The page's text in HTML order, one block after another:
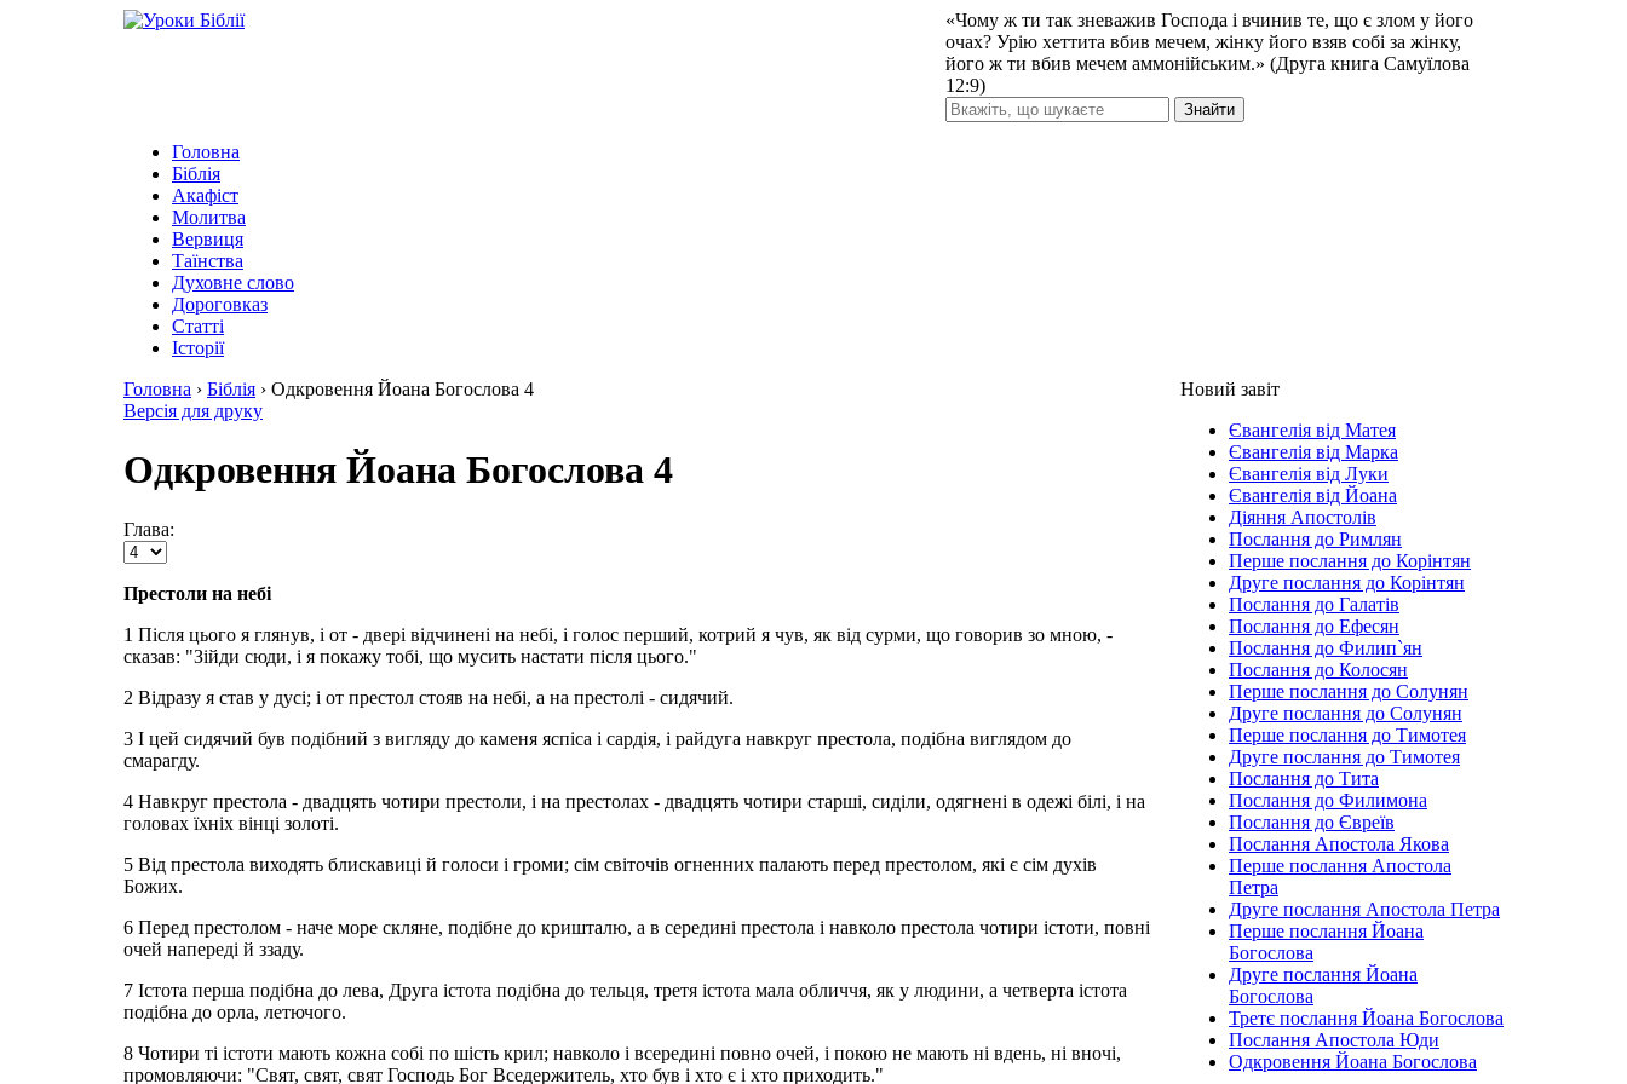
«Чому ж ти так зневажив Господа і вчинив те, що є злом у його
очах? Урію хеттита вбив мечем, жінку його взяв собі за жінку,
його ж ти вбив мечем аммонійським.» (Друга книга Самуїлова
12:9)
Знайти
Головна
Біблія
Акафіст
Молитва
Вервиця
Таїнства
Духовне слово
Дороговказ
Cтатті
Історії
Головна › Біблія › Одкровення Йоана Богослова 4
Версія для друку
Одкровення Йоана Богослова 4
Глава:
Престоли на небі
1 Після цього я глянув, і от - двері відчинені на небі, і голос перший, котрий я чув, як від сурми, що говорив зо мною, -
сказав: "Зійди сюди, і я покажу тобі, що мусить настати після цього."
2 Відразу я став у дусі; і от престол стояв на небі, а на престолі - сидячий.
3 І цей сидячий був подібний з вигляду до каменя яспіса і сардія, і райдуга навкруг престола, подібна виглядом до
смарагду.
4 Навкруг престола - двадцять чотири престоли, і на престолах - двадцять чотири старші, сиділи, одягнені в одежі білі, і на
головах їхніх вінці золоті.
5 Від престола виходять блискавиці й голоси і громи; сім світочів огненних палають перед престолом, які є сім духів
Божих.
6 Перед престолом - наче море скляне, подібне до кришталю, а в середині престола і навколо престола чотири істоти, повні
очей напереді й ззаду.
7 Істота перша подібна до лева, Друга істота подібна до тельця, третя істота мала обличчя, як у людини, а четверта істота
подібна до орла, летючого.
8 Чотири ті істоти мають кожна собі по шість крил; навколо і всередині повно очей, і покою не мають ні вдень, ні вночі,
промовляючи: "Свят, свят, свят Господь Бог Вседержитель, хто був і хто є і хто приходить."
Новий завіт
Євангелія від Матея
Євангелія від Марка
Євангелія від Луки
Євангелія від Йоана
Діяння Апостолів
Послання до Римлян
Перше послання до Корінтян
Друге послання до Корінтян
Послання до Галатів
Послання до Ефесян
Послання до Филип`ян
Послання до Колосян
Перше послання до Солунян
Друге послання до Солунян
Перше послання до Тимотея
Друге послання до Тимотея
Послання до Тита
Послання до Филимона
Послання до Євреїв
Послання Апостола Якова
Перше послання Апостола
Петра
Друге послання Апостола Петра
Перше послання Йоана
Богослова
Друге послання Йоана
Богослова
Третє послання Йоана Богослова
Послання Апостола Юди
Одкровення Йоана Богослова